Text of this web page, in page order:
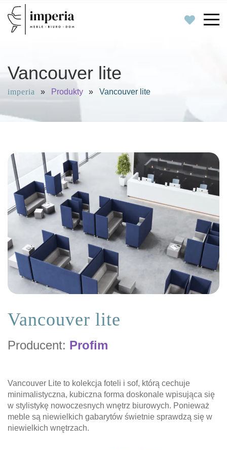
Vancouver lite
imperia » Produkty » Vancouver lite
Vancouver lite
Producent: Profim
Vancouver Lite to kolekcja foteli i sof, którą cechuje
minimalistyczna, kubiczna forma doskonale wpisująca się
w stylistykę nowoczesnych wnętrz biurowych. Ponieważ
meble są niewielkich gabarytów świetnie sprawdzą się w
niewielkich wnętrzach.